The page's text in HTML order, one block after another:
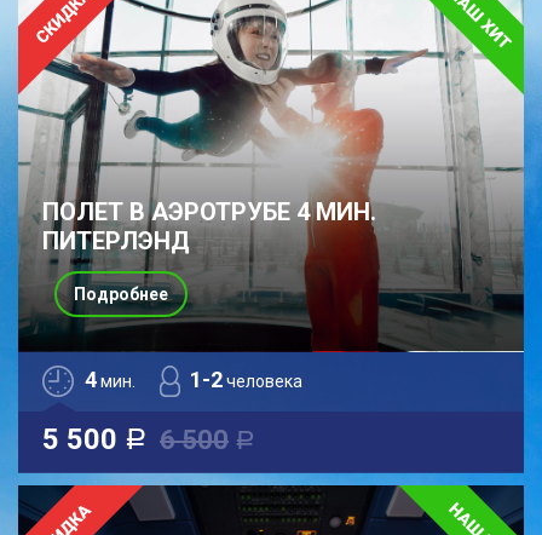
ПОЛЕТ В АЭРОТРУБЕ 4 МИН.
ПИТЕРЛЭНД
4мин. 1-2человека
5 500 a 6 500 a
Подробнее